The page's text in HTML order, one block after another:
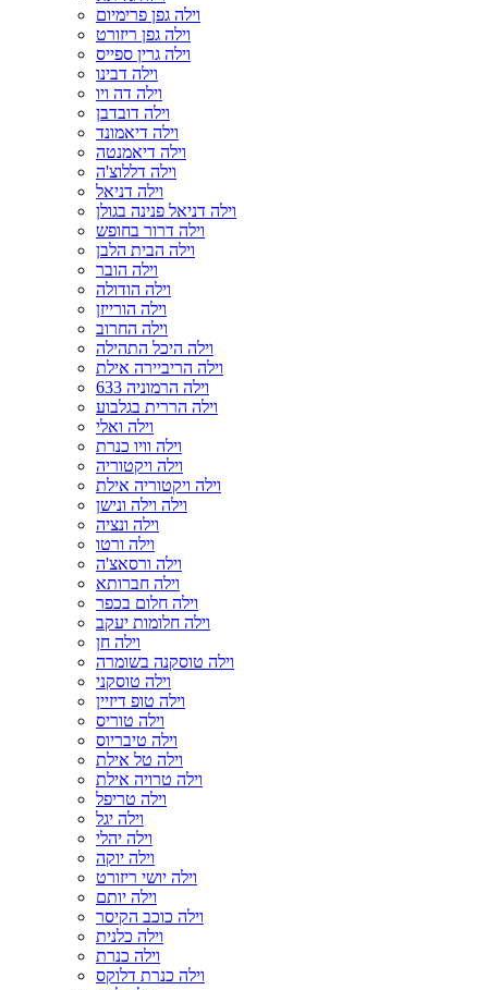
וילה גפן פרימיום
וילה גפן ריזורט
וילה גרין ספייס
וילה דבינו
וילה דה ויו
וילה דובדבן
וילה דיאמונד
וילה דיאמנטה
וילה דללוצ'ה
וילה דניאל
וילה דניאל פנינה בגולן
וילה דרור בחופש
וילה הבית הלבן
וילה הובר
וילה הודולה
וילה הורייזן
וילה החרוב
וילה היכל התהילה
וילה הריביירה אילת
וילה הרמוניה 633
וילה הררית בגלבוע
וילה ואלי
וילה וויו כנרת
וילה ויקטוריה
וילה ויקטוריה אילת
וילה וילה ונישן
וילה ונציה
וילה ורטו
וילה ורסאצ'ה
וילה חברותא
וילה חלום בכפר
וילה חלומות יעקב
וילה חן
וילה טוסקנה בשומרה
וילה טוסקני
וילה טופ דיזיין
וילה טוריס
וילה טיבריוס
וילה טל אילת
וילה טרויה אילת
וילה טריפל
וילה יגל
וילה יהלי
וילה יוקה
וילה יושי ריזורט
וילה יותם
וילה כוכב הקיסר
וילה כלנית
וילה כנרת
וילה כנרת דלוקס